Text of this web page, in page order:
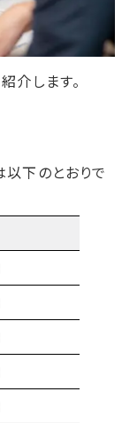
介します。
下のとおりで